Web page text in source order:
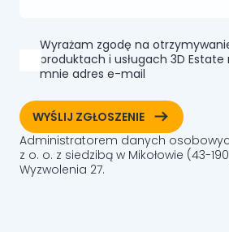
Wyrażam zgodę na
produktach i usługach 3D
mnie adres e-mail
WYŚLIJ ZGŁOSZENIE ArrowRightLong
Administratorem danych
z o. o. z siedzibą w Mikołowie (43-
Wyzwolenia 27.